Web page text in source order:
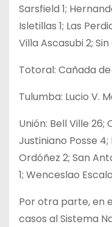
Sarsfield 1;
Isletillas 1; Las
Villa Ascasubi 2;
Totoral: Cañada de
Tulumba: Lucio V.
Unión: Bell Ville 26;
Justiniano Posse
Ordóñez 2; San
1; Wenceslao
Por otra parte, en
casos al Sistema